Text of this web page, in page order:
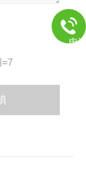
电